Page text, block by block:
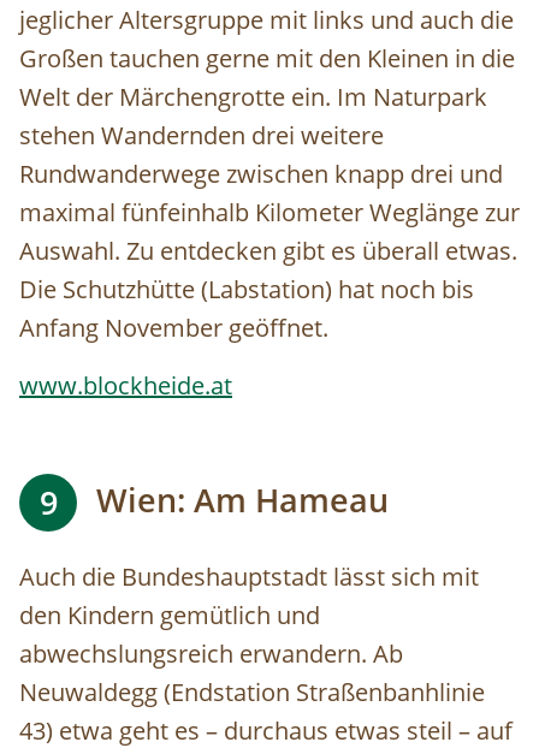
jeglicher Altersgruppe mit links und auch die
Großen tauchen gerne mit den Kleinen in die
Welt der Märchengrotte ein. Im Naturpark
stehen Wandernden drei weitere
Rundwanderwege zwischen knapp drei und
maximal fünfeinhalb Kilometer Weglänge zur
Auswahl. Zu entdecken gibt es überall etwas.
Die Schutzhütte (Labstation) hat noch bis
Anfang November geöffnet.
www.blockheide.at
9 Wien: Am Hameau
Auch die Bundeshauptstadt lässt sich mit
den Kindern gemütlich und
abwechslungsreich erwandern. Ab
Neuwaldegg (Endstation Straßenbanhlinie
43) etwa geht es – durchaus etwas steil – auf